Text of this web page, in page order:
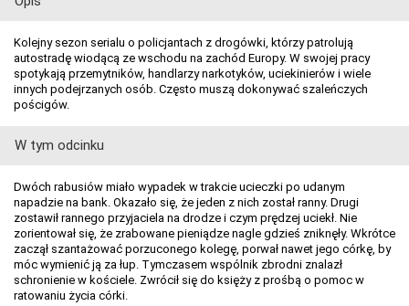
Kolejny sezon serialu o policjantach z drogówki, którzy patrolują
autostradę wiodącą ze wschodu na zachód Europy. W swojej pracy
spotykają przemytników, handlarzy narkotyków, uciekinierów i wiele
innych podejrzanych osób. Często muszą dokonywać szaleńczych
pościgów.
W tym odcinku
Dwóch rabusiów miało wypadek w trakcie ucieczki po udanym
napadzie na bank. Okazało się, że jeden z nich został ranny. Drugi
zostawił rannego przyjaciela na drodze i czym prędzej uciekł. Nie
zorientował się, że zrabowane pieniądze nagle gdzieś zniknęły. Wkrótce
zaczął szantażować porzuconego kolegę, porwał nawet jego córkę, by
móc wymienić ją za łup. Tymczasem wspólnik zbrodni znalazł
schronienie w kościele. Zwrócił się do księży z prośbą o pomoc w
ratowaniu życia córki.